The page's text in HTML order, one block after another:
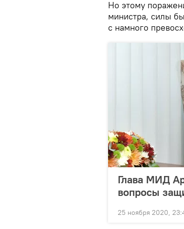
Но этому
министра, силы
с намного
Глава МИД
вопросы
25 ноября 2020,